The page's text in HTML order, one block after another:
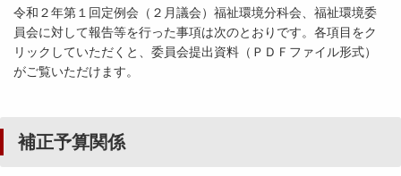
令和２年第１回定例会（２月議会）福祉環境分科会、福祉環境委
員会に対して報告等を行った事項は次のとおりです。各項目をク
リックしていただくと、委員会提出資料（ＰＤＦファイル形式）
がご覧いただけます。
補正予算関係